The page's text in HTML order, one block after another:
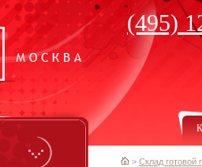
(495)
> Склад готовой